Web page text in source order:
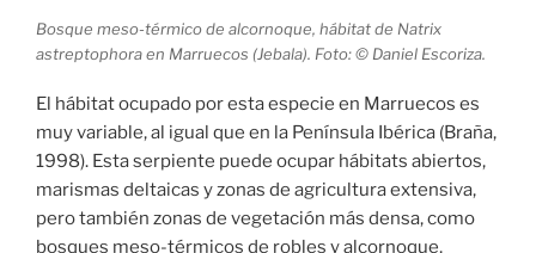
Bosque meso-térmico de alcornoque, hábitat de Natrix
astreptophora en Marruecos (Jebala). Foto: © Daniel Escoriza.
El hábitat ocupado por esta especie en Marruecos es
muy variable, al igual que en la Península Ibérica (Braña,
1998). Esta serpiente puede ocupar hábitats abiertos,
marismas deltaicas y zonas de agricultura extensiva,
pero también zonas de vegetación más densa, como
bosques meso-térmicos de robles y alcornoque,